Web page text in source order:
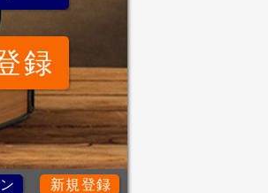
新規登録
録